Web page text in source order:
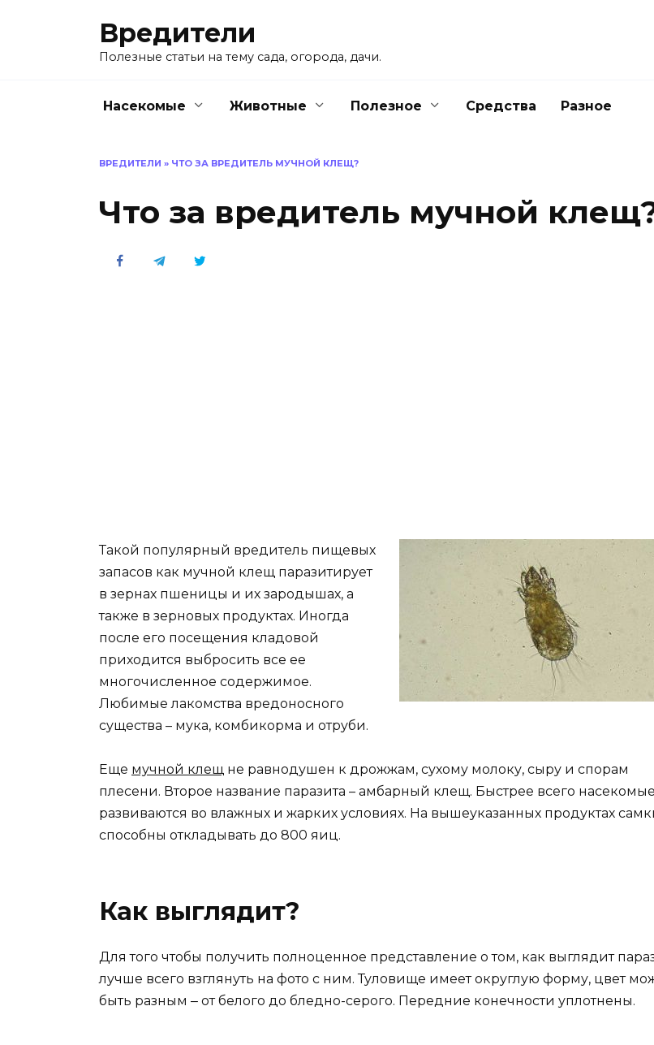
Вредители
Полезные статьи на тему сада, огорода, дачи.
Насекомые Животные Полезное Средства Разное
ВРЕДИТЕЛИ » ЧТО ЗА ВРЕДИТЕЛЬ МУЧНОЙ КЛЕЩ?
Что за вредитель мучной
Такой популярный вредитель пищевых
запасов как мучной клещ паразитирует
в зернах пшеницы и их зародышах, а
также в зерновых продуктах. Иногда
после его посещения кладовой
приходится выбросить все ее
многочисленное содержимое.
Любимые лакомства вредоносного
существа – мука, комбикорма и отруби.
Еще мучной клещ не равнодушен к дрожжам, сухому молоку, сыру и спорам
плесени. Второе название паразита – амбарный клещ. Быстрее всего насекомые
развиваются во влажных и жарких условиях. На вышеуказанных продуктах
способны откладывать до 800 яиц.
Как выглядит?
Для того чтобы получить полноценное представление о том, как выглядит
лучше всего взглянуть на фото с ним. Туловище имеет округлую форму, цвет
быть разным ‒ от белого до бледно-серого. Передние конечности уплотнены.